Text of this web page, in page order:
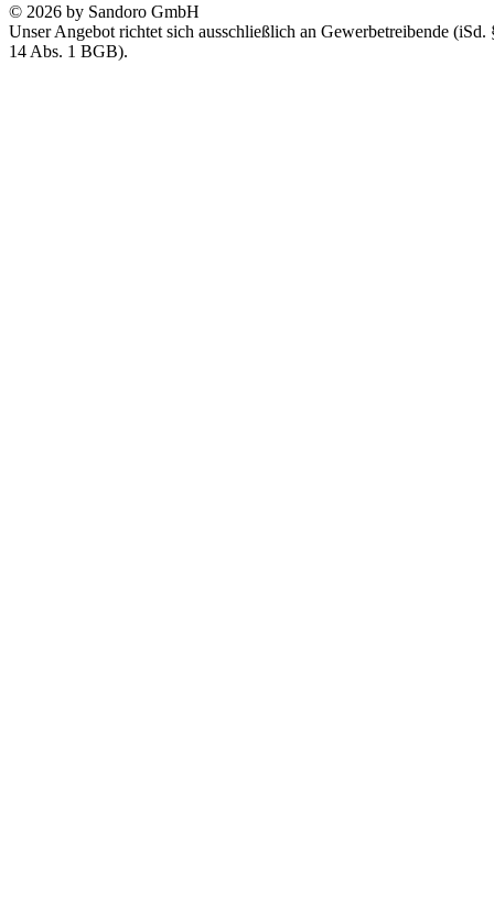
© 2026 by Sandoro GmbH
Unser Angebot richtet sich ausschließlich an Gewerbetreibende (iSd.
14 Abs. 1 BGB).